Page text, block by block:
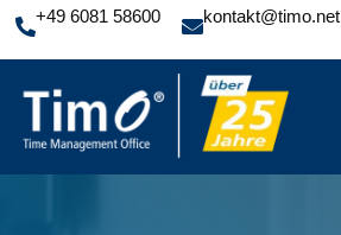
+49 6081 58600 kontakt@timo.net